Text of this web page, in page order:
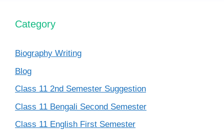
Category
Biography Writing
Blog
Class 11 2nd Semester Suggestion
Class 11 Bengali Second Semester
Class 11 English First Semester